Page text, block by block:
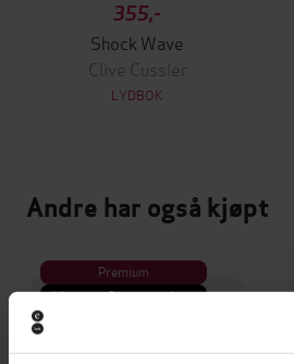
355,-
Shock Wave
Clive Cussler
LYDBOK
Andre har også kjøpt
Premium
Vinner av Rivertonprisen